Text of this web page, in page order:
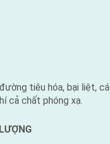
tiêu hóa, bại liệt,
cả chất phóng xạ.